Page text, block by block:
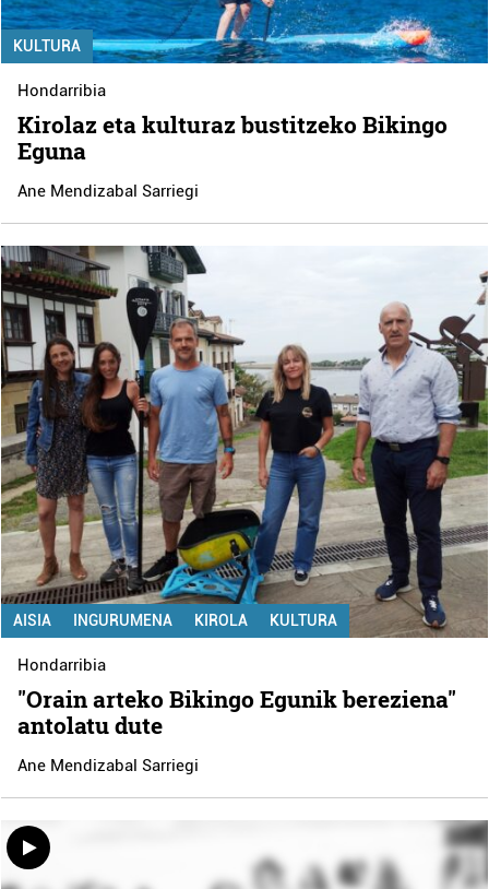
KULTURA
Hondarribia
Kirolaz eta kulturaz bustitzeko Bikingo
Eguna
Ane Mendizabal Sarriegi
AISIA INGURUMENA KIROLA KULTURA
Hondarribia
"Orain arteko Bikingo Egunik bereziena"
antolatu dute
Ane Mendizabal Sarriegi